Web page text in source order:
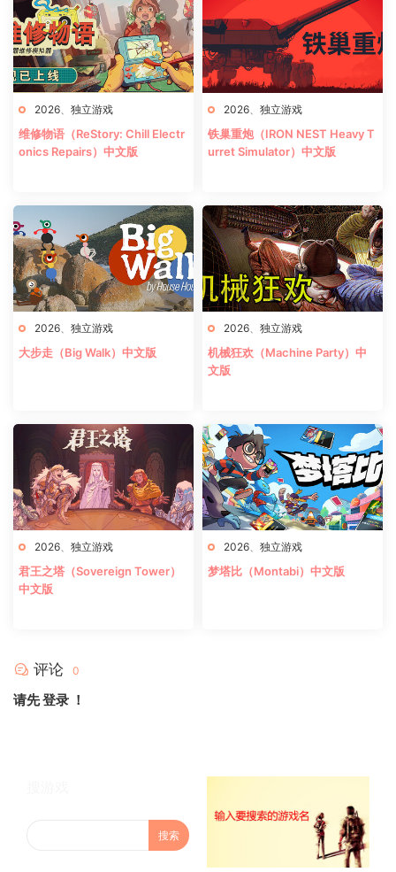
2026 独立游戏
维修物语（ReStory: Chill Electr
onics Repairs）中文版
2026 独立游戏
铁巢重炮（IRON NEST Heavy T
urret Simulator）中文版
2026 独立游戏
大步走（Big Walk）中文版
2026 独立游戏
机械狂欢（Machine Party）中
文版
2026 独立游戏
君王之塔（Sovereign Tower）
中文版
2026 独立游戏
梦塔比（Montabi）中文版
评论 0
请先登录 ！